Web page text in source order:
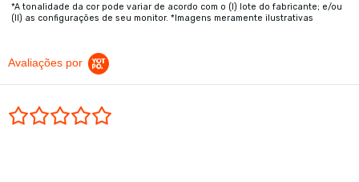
*A tonalidade da cor pode variar de acordo com o (I) lote do fabricante; e/ou
(II) as configurações de seu monitor. *Imagens meramente ilustrativas
Avaliações por